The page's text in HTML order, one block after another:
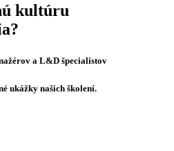
kultúru
a L&D špecialistov
ukážky našich školení.